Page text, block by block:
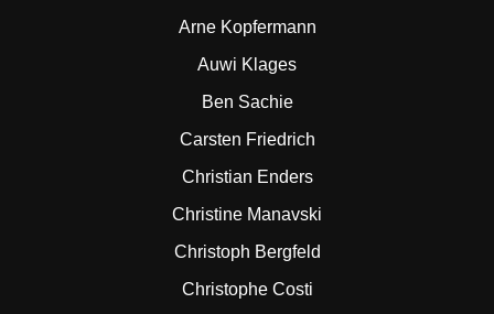
Arne Kopfermann
Auwi Klages
Ben Sachie
Carsten Friedrich
Christian Enders
Christine Manavski
Christoph Bergfeld
Christophe Costi